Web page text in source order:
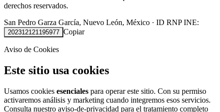
derechos reservados.
San Pedro Garza García, Nuevo León, México · ID RNP INE:
202312121195977 Copiar
Aviso de Cookies
Este sitio usa cookies
Usamos cookies esenciales para operar este sitio. Con su permiso
activaremos análisis y marketing cuando integremos esos servicios.
Consulta nuestro aviso-de-privacidad para el tratamiento completo